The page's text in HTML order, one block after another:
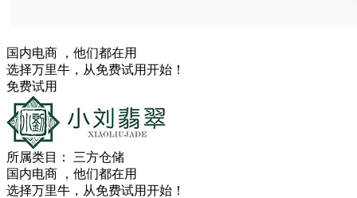
国内电商
，他们都在用
选择万里牛，从免费试用开始！
免费试用
所属类目：
三方仓储
国内电商
，他们都在用
选择万里牛，从免费试用开始！